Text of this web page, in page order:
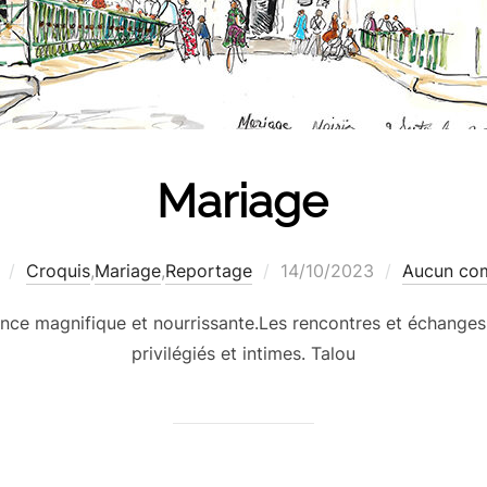
Mariage
Croquis,Mariage,Reportage
Publié
14/10/2023 Aucun
magnifique et nourrissante.Les rencontres et
privilégiés et intimes. Talou